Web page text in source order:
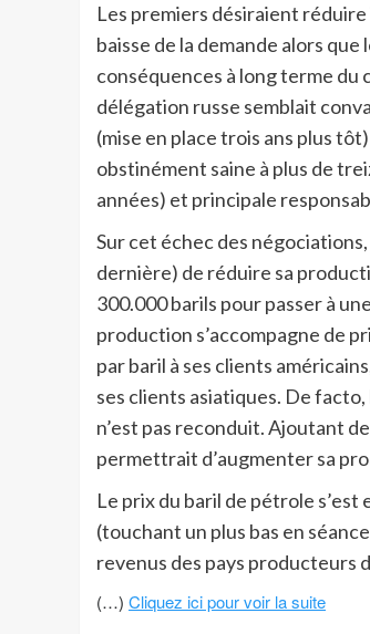
Les premiers désiraient
baisse de la demande alors
conséquences à long terme du
délégation russe semblait
(mise en place trois ans plus
obstinément saine à plus de
années) et principale
Sur cet échec des
dernière) de réduire sa
300.000 barils pour passer à
production s’accompagne de
par baril à ses clients
ses clients asiatiques. De
n’est pas reconduit. Ajoutant
permettrait d’augmenter sa
Le prix du baril de pétrole s’est
(touchant un plus bas en
revenus des pays producteurs
(…) Cliquez ici pour voir la suite